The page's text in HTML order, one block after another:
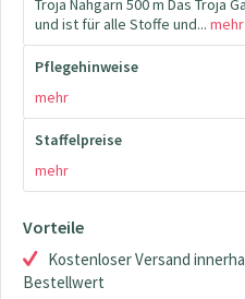
Troja Nähgarn 500 m Das Troja
und ist für alle Stoffe und... mehr
Pflegehinweise
mehr
Staffelpreise
mehr
Vorteile
Kostenloser Versand
Bestellwert